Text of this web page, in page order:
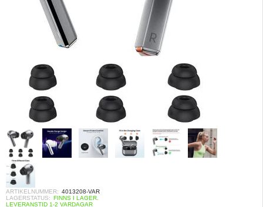
ARTIKELNUMMER: 4013208-VAR
LAGERSTATUS: FINNS I LAGER.
LEVERANSTID 1-2 VARDAGAR